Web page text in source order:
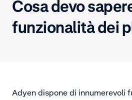
Cosa devo
funzionalità dei
Adyen dispone di innumerevoli